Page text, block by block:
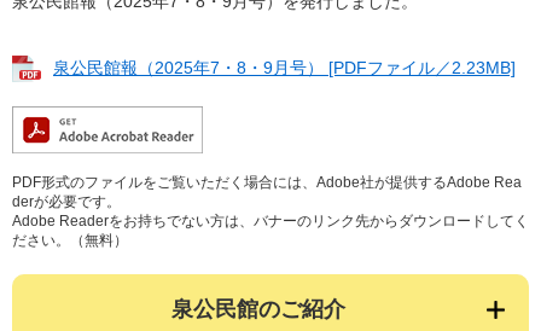
泉公民館報（2025年7・8・9月号） [PDFファイル／2.23MB]
PDF形式のファイルをご覧いただく場合には、Adobe社が提供するAdobe Rea
derが必要です。
Adobe Readerをお持ちでない方は、バナーのリンク先からダウンロードしてく
ださい。（無料）
泉公民館のご紹介